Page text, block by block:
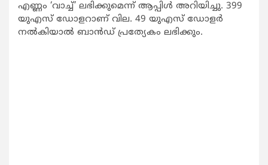
എണ്ണം ‘വാച്ച്’ ലഭിക്കുമെന്ന് ആപ്പിള്‍ അറിയിച്ചു. 399
യുഎസ് ഡോളറാണ് വില. 49 യുഎസ് ഡോളര്‍
നല്‍കിയാല്‍ ബാന്‍ഡ് പ്രത്യേകം ലഭിക്കും.